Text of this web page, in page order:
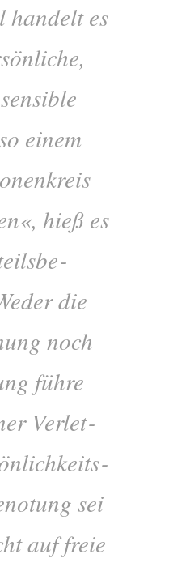
han­delt es
einem
hieß es
die
noch
führe
Ver­let­
sei
auf freie